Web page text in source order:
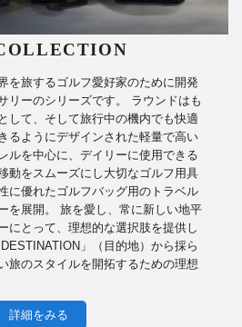
を旅するゴルフ愛好家のために開発
リーのシリーズです。 ラウンドはも
して、そして旅行中の機内でも快適
るようにデザインされた軽量で高い
ルを中心に、デイリーに使用できる
動をスムーズにし大切なゴルフ用具
に優れたゴルフバッグ用のトラベル
を展開。 旅を愛し、常に新しい地平
にとって、理想的な選択肢を提供し
」（目的地）から採ら
旅のスタイルを開拓するための理想
詳細をみる